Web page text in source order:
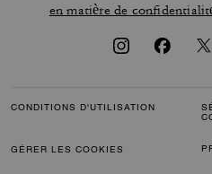
en matière de
CONDITIONS D'UTILISATION
GÉRER LES COOKIES